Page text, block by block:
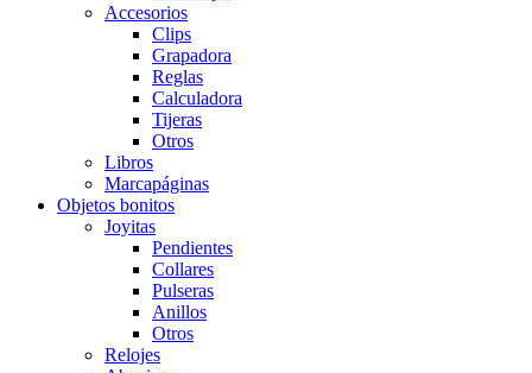
Accesorios
Clips
Grapadora
Reglas
Calculadora
Tijeras
Otros
Libros
Marcapáginas
Objetos bonitos
Joyitas
Pendientes
Collares
Pulseras
Anillos
Otros
Relojes